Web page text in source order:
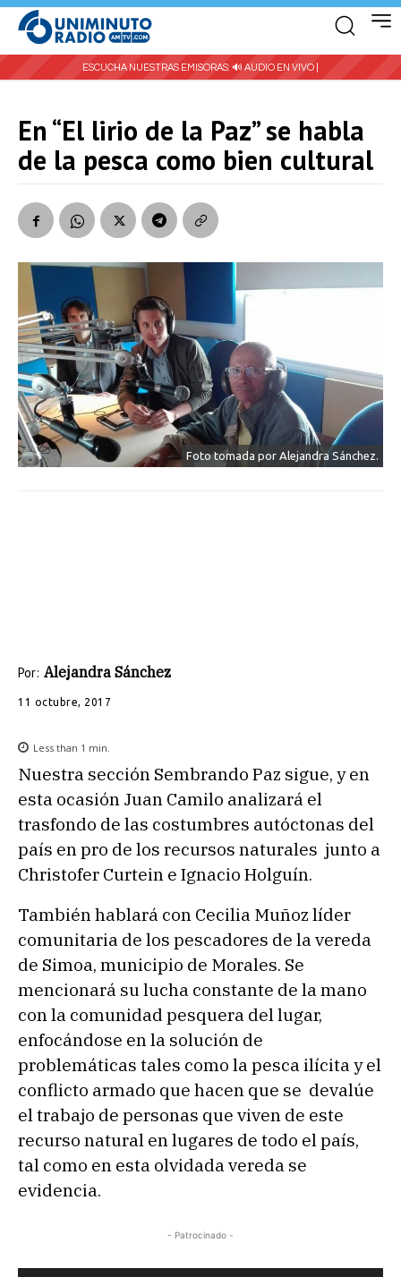
ESCUCHA NUESTRAS EMISORAS: 🔊 AUDIO EN VIVO |
En “El lirio de la Paz” se habla
de la pesca como bien cultural
Foto tomada por Alejandra Sánchez.
Por: Alejandra Sánchez
11 octubre, 2017
Less than 1 min.
Nuestra sección Sembrando Paz sigue, y en
esta ocasión Juan Camilo analizará el
trasfondo de las costumbres autóctonas del
país en pro de los recursos naturales junto a
Christofer Curtein e Ignacio Holguín.
También hablará con Cecilia Muñoz líder
comunitaria de los pescadores de la vereda
de Simoa, municipio de Morales. Se
mencionará su lucha constante de la mano
con la comunidad pesquera del lugar,
enfocándose en la solución de
problemáticas tales como la pesca ilícita y el
conflicto armado que hacen que se devalúe
el trabajo de personas que viven de este
recurso natural en lugares de todo el país,
tal como en esta olvidada vereda se
evidencia.
- Patrocinado -